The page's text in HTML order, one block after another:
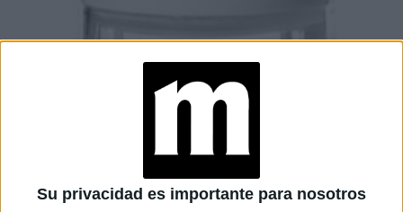
Su privacidad es importante para nosotros
4.Hyalu Filler Complex de Eximia
hialurónico hidratante y rellenadora gracias a sus activos
con vitamina B5.